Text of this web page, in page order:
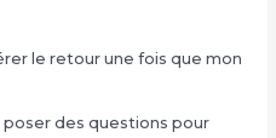
le retour une fois que mon
poser des questions pour